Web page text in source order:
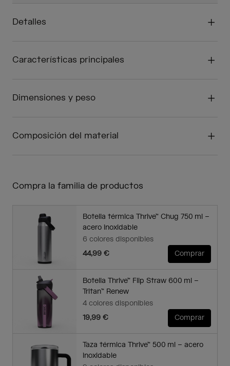
Detalles
Características principales
Dimensiones y peso
Composición del material
Compra la familia de productos
Botella térmica Thrive™ Chug 750 ml –
acero inoxidable
6 colores disponibles
44,99 €
Comprar
Botella Thrive™ Flip Straw 600 ml –
Tritan™ Renew
4 colores disponibles
19,99 €
Comprar
Taza térmica Thrive™ 500 ml – acero
inoxidable